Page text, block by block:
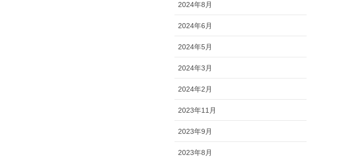
2024年8月
2024年6月
2024年5月
2024年3月
2024年2月
2023年11月
2023年9月
2023年8月